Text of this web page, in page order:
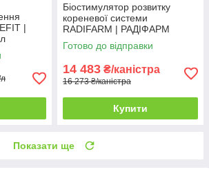
|
Біостимулятор розвитку
кореневої системи
RADIFARM | РАДІФАРМ
Valagro 10 л
Готово до відправки
14 483 ₴/каністра
16 273 ₴/каністра
Купити
Показати ще